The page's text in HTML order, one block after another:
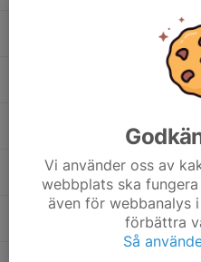
Leonard Mulaj
Lucas Henriksson
Marcus Karlberg
Vi använder oss av
webbplats ska
även för webbanalys
förbättra
Så